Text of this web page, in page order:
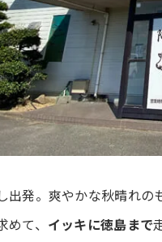
出発。爽やかな秋晴れ
て、 イッキに徳島まで